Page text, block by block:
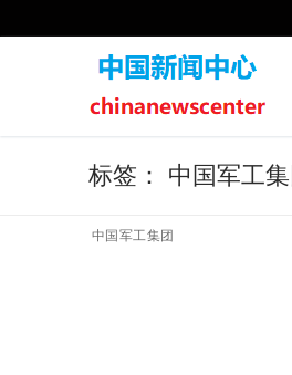
to
标签： 中国军工
中国军工集团